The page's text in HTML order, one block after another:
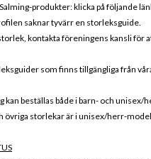
produkter: klicka på följande
saknar tyvärr en storleksguide.
kontakta föreningens kansli för
som finns tillgängliga från
kan beställas både i barn- och unisex/
övriga storlekar är i unisex/herr-